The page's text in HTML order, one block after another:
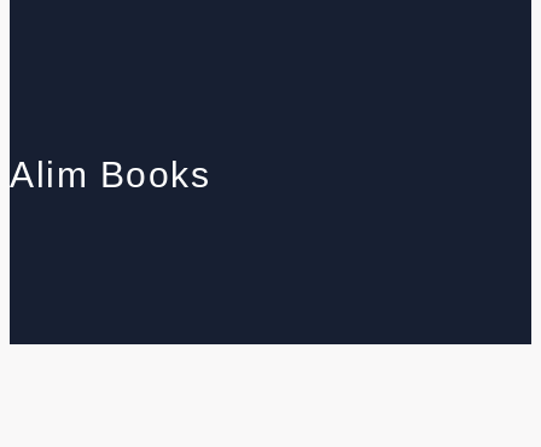
Alim Books